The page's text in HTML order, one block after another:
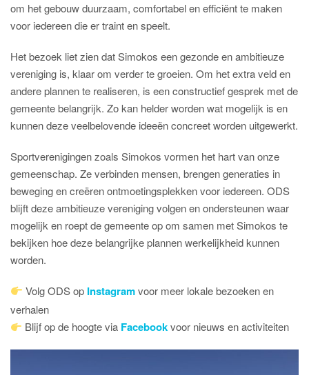
om het gebouw duurzaam, comfortabel en efficiënt te maken
voor iedereen die er traint en speelt.
Het bezoek liet zien dat Simokos een gezonde en ambitieuze
vereniging is, klaar om verder te groeien. Om het extra veld en
andere plannen te realiseren, is een constructief gesprek met de
gemeente belangrijk. Zo kan helder worden wat mogelijk is en
kunnen deze veelbelovende ideeën concreet worden uitgewerkt.
Sportverenigingen zoals Simokos vormen het hart van onze
gemeenschap. Ze verbinden mensen, brengen generaties in
beweging en creëren ontmoetingsplekken voor iedereen. ODS
blijft deze ambitieuze vereniging volgen en ondersteunen waar
mogelijk en roept de gemeente op om samen met Simokos te
bekijken hoe deze belangrijke plannen werkelijkheid kunnen
worden.
Volg ODS op Instagramvoor meer lokale bezoeken en
verhalen
Blijf op de hoogte via Facebookvoor nieuws en activiteiten